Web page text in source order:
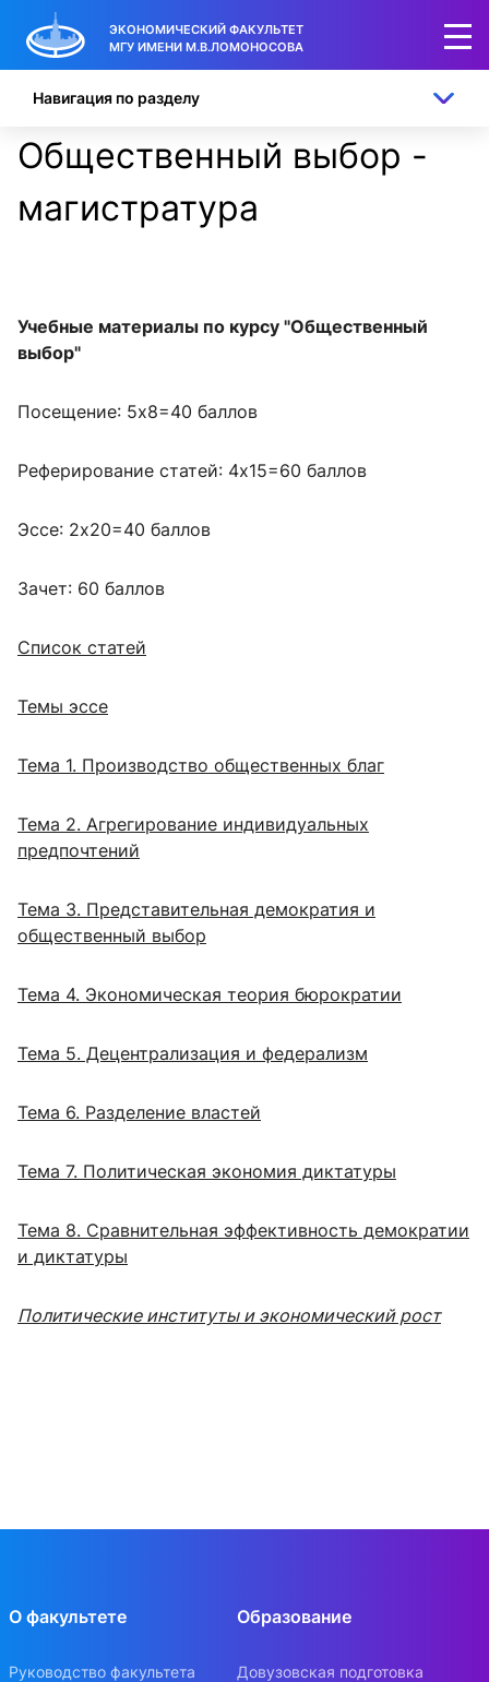
ЭКОНОМИЧЕСКИЙ ФАКУЛЬТЕТ
МГУ ИМЕНИ М.В.ЛОМОНОСОВА
Общественный выбор -
магистратура
Навигация по разделу
Учебные материалы по курсу "Общественный
выбор"
Посещение: 5x8=40 баллов
Реферирование статей: 4x15=60 баллов
Эссе: 2х20=40 баллов
Зачет: 60 баллов
Список статей
Темы эссе
Тема 1. Производство общественных благ
Тема 2. Агрегирование индивидуальных
предпочтений
Тема 3. Представительная демократия и
общественный выбор
Тема 4. Экономическая теория бюрократии
Тема 5. Децентрализация и федерализм
Тема 6. Разделение властей
Тема 7. Политическая экономия диктатуры
Тема 8. Сравнительная эффективность демократии
и диктатуры
Политические институты и экономический рост
О факультете
Руководство факультета
Образование
Довузовская подготовка